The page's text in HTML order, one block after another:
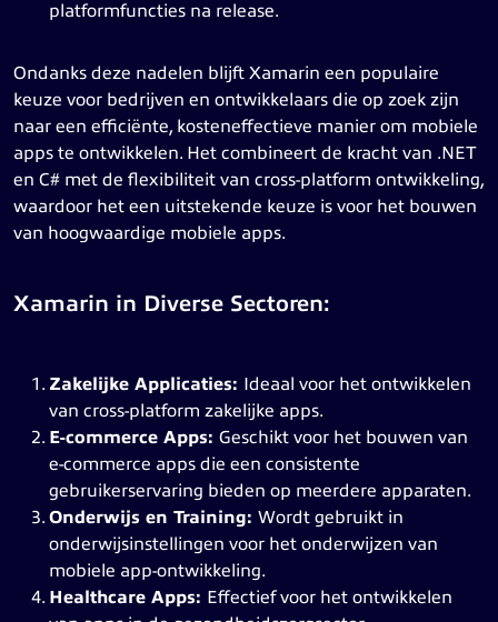
platformfuncties na release.
Ondanks deze nadelen blijft Xamarin een populaire
keuze voor bedrijven en ontwikkelaars die op zoek zijn
naar een efficiënte, kosteneffectieve manier om mobiele
apps te ontwikkelen. Het combineert de kracht van .NET
en C# met de flexibiliteit van cross-platform ontwikkeling,
waardoor het een uitstekende keuze is voor het bouwen
van hoogwaardige mobiele apps.
Xamarin in Diverse Sectoren:
Zakelijke Applicaties: Ideaal voor het ontwikkelen
van cross-platform zakelijke apps.
E-commerce Apps: Geschikt voor het bouwen van
e-commerce apps die een consistente
gebruikerservaring bieden op meerdere apparaten.
Onderwijs en Training: Wordt gebruikt in
onderwijsinstellingen voor het onderwijzen van
mobiele app-ontwikkeling.
Healthcare Apps: Effectief voor het ontwikkelen